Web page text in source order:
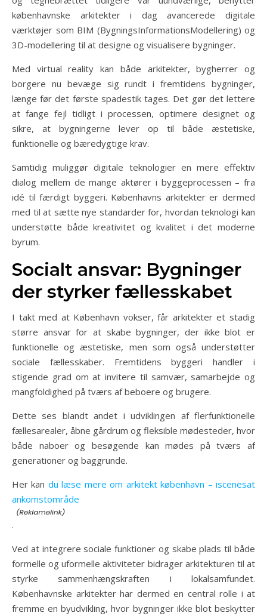
københavnske arkitekter i dag avancerede digitale
værktøjer som BIM (BygningsInformationsModellering) og
3D-modellering til at designe og visualisere bygninger.
Med virtual reality kan både arkitekter, bygherrer og
borgere nu bevæge sig rundt i fremtidens bygninger,
længe før det første spadestik tages. Det gør det lettere
at fange fejl tidligt i processen, optimere designet og
sikre, at bygningerne lever op til både æstetiske,
funktionelle og bæredygtige krav.
Samtidig muliggør digitale teknologier en mere effektiv
dialog mellem de mange aktører i byggeprocessen – fra
idé til færdigt byggeri. Københavns arkitekter er dermed
med til at sætte nye standarder for, hvordan teknologi kan
understøtte både kreativitet og kvalitet i det moderne
byrum.
Socialt ansvar: Bygninger
der styrker fællesskabet
I takt med at København vokser, får arkitekter et stadig
større ansvar for at skabe bygninger, der ikke blot er
funktionelle og æstetiske, men som også understøtter
sociale fællesskaber. Fremtidens byggeri handler i
stigende grad om at invitere til samvær, samarbejde og
mangfoldighed på tværs af beboere og brugere.
Dette ses blandt andet i udviklingen af flerfunktionelle
fællesarealer, åbne gårdrum og fleksible mødesteder, hvor
både naboer og besøgende kan mødes på tværs af
generationer og baggrunde.
Her kan du læse mere om arkitekt københavn – iscenesat
ankomstområde
.
Ved at integrere sociale funktioner og skabe plads til både
formelle og uformelle aktiviteter bidrager arkitekturen til at
styrke sammenhængskraften i lokalsamfundet.
Københavnske arkitekter har dermed en central rolle i at
fremme en byudvikling, hvor bygninger ikke blot beskytter